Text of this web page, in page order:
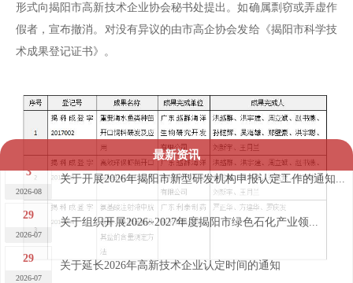
形式向揭阳市高新技术企业协会秘书处提出。如确属剽窃或弄虚作
假者，宣布撤消。对没有异议的由市高企协会发给《揭阳市科学技
术成果登记证书》。
最新资讯
3
2026-08
关于开展2026年揭阳市新型研发机构申报认定工作的通知...
29
2026-07
关于组织开展2026~2027年度揭阳市绿色石化产业领...
29
2026-07
关于延长2026年高新技术企业认定时间的通知